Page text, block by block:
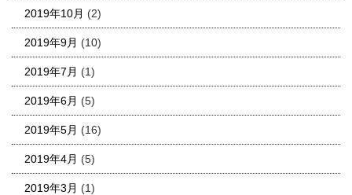
2019年10月 (2)
2019年9月 (10)
2019年7月 (1)
2019年6月 (5)
2019年5月 (16)
2019年4月 (5)
2019年3月 (1)